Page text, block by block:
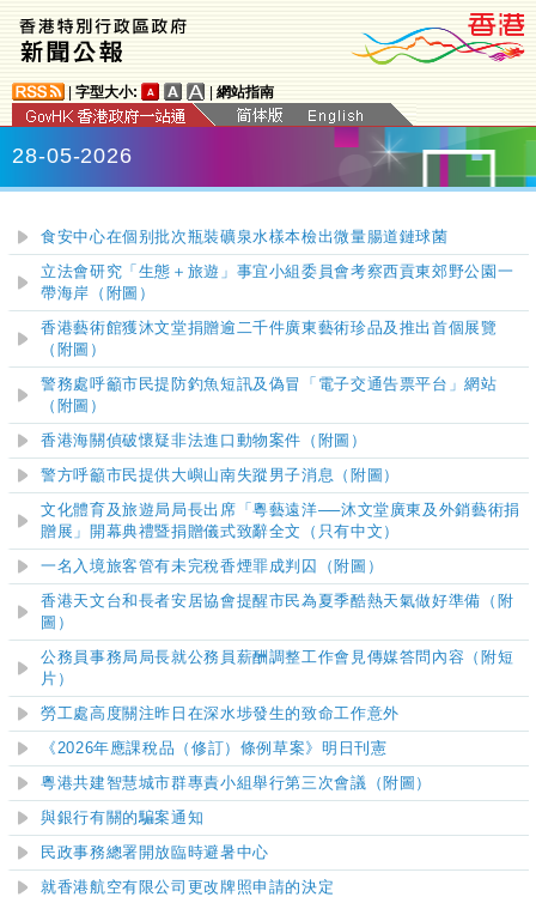
字型大小: 網站指南
28-05-2026
食安中心在個别批次瓶裝礦泉水樣本檢出微量腸道鏈球菌
立法會研究「生態＋旅遊」事宜小組委員會考察西貢東郊野公園一
帶海岸（附圖）
香港藝術館獲沐文堂捐贈逾二千件廣東藝術珍品及推出首個展覽
（附圖）
警務處呼籲市民提防釣魚短訊及偽冒「電子交通告票平台」網站
（附圖）
香港海關偵破懷疑非法進口動物案件（附圖）
警方呼籲市民提供大嶼山南失蹤男子消息（附圖）
文化體育及旅遊局局長出席「粵藝遠洋──沐文堂廣東及外銷藝術捐
贈展」開幕典禮暨捐贈儀式致辭全文（只有中文）
一名入境旅客管有未完稅香煙罪成判囚（附圖）
香港天文台和長者安居協會提醒市民為夏季酷熱天氣做好準備（附
圖）
公務員事務局局長就公務員薪酬調整工作會見傳媒答問內容（附短
片）
勞工處高度關注昨日在深水埗發生的致命工作意外
《2026年應課稅品（修訂）條例草案》明日刊憲
粵港共建智慧城市群專責小組舉行第三次會議（附圖）
與銀行有關的騙案通知
民政事務總署開放臨時避暑中心
就香港航空有限公司更改牌照申請的決定